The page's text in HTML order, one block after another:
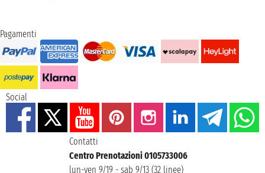
Pagamenti
Social
Contatti
Centro Prenotazioni 0105733006
lun-ven 9/19 - sab 9/13 (32 linee)